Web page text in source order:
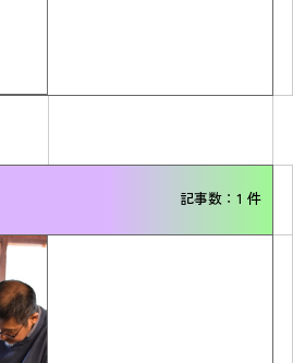
記事数：1 件